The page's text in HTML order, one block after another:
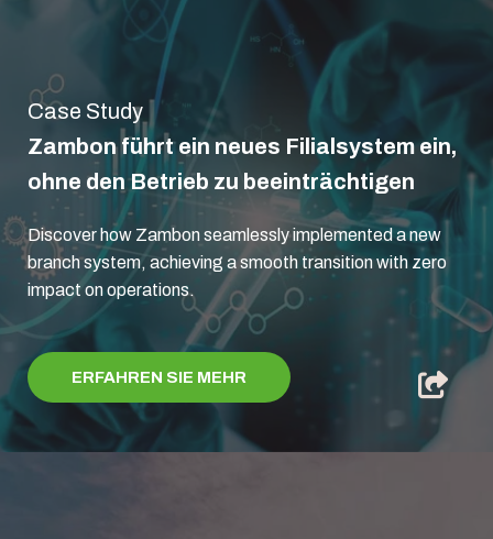
Case Study
Zambon führt ein neues Filialsystem ein,
ohne den Betrieb zu beeinträchtigen
Discover how Zambon seamlessly implemented a new
branch system, achieving a smooth transition with zero
impact on operations.
ERFAHREN SIE MEHR